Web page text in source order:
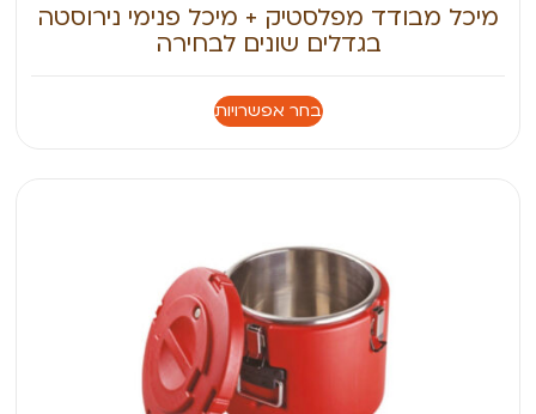
מיכל מבודד מפלסטיק + מיכל פנימי נירוסטה
בגדלים שונים לבחירה
בחר אפשרויות